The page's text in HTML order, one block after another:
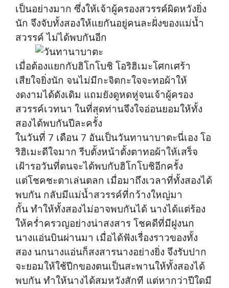
เป็นอย่างมาก ซึ่งให้เจ้าผู้ครองสวรรค์ผิดหวังยิ่ง
นัก จึงจับทั้งสองให้แยกันอยู่คนละฝั่งของแม่น้ำ
สวรรค์ ไม่ได้พบกันอีก
เมื่อต้องแยกกับฮิโกโบชิ โอริฮิเมะโศกเศร้า
เสียใจยิ่งนัก จนไม่มีกะจิตกะใจจะทอผ้าให้
งดงามได้ดังเดิม แถมยังดูหดหู่จนเจ้าผู้ครอง
สวรรค์เวทนา ในที่สุดท่านจึงใจอ่อนยอมให้ทั้ง
สองได้พบกันปีละครั้ง
ในวันที่ 7 เดือน 7 อันเป็นวันทานาบาตะนี่เอง โอ
ริฮิเมะดีใจมาก รีบตั้งหน้าตั้งตาทอผ้าให้เสร็จ
เฝ้ารอวันที่ตนจะได้พบกับฮิโกโบชิอีกครั้ง
แต่โชคชะตาเล่นตลก เมื่อมาถึงเวลาที่ทั้งสองได้
พบกัน กลับมีแม่น้ำสวรรค์ที่กว้างใหญ่มา
กั้น ทำให้ทั้งสองไม่อาจพบกันได้ นางได้แต่ร้อง
ให้คร่ำครวญอย่างน่าสงสาร โชคดีที่มีฝูงนก
นางแอ่นบินผ่านมา เมื่อได้ฟังเรื่องราวของทั้ง
สอง นกนางแอ่นก็สงสารนางอย่างยิ่ง จึงรับปาก
จะยอมให้ใช้ปีกของตนเป็นสะพานให้ทั้งสองได้
พบกัน ทำให้นางได้สมหวังสักที แต่หากว่าปีใดมี